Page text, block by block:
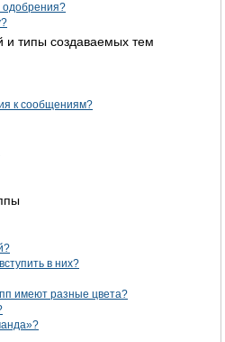
одобрения?
типы создаваемых тем
к сообщениям?
в них?
имеют разные цвета?